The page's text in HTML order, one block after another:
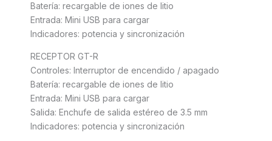
Batería: recargable de iones de litio
Entrada: Mini USB para cargar
Indicadores: potencia y sincronización
RECEPTOR GT-R
Controles: Interruptor de encendido / apagado
Batería: recargable de iones de litio
Entrada: Mini USB para cargar
Salida: Enchufe de salida estéreo de 3.5 mm
Indicadores: potencia y sincronización